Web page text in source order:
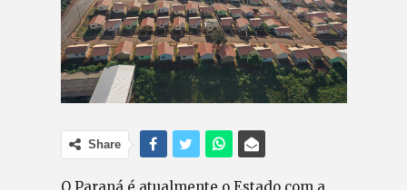
Share